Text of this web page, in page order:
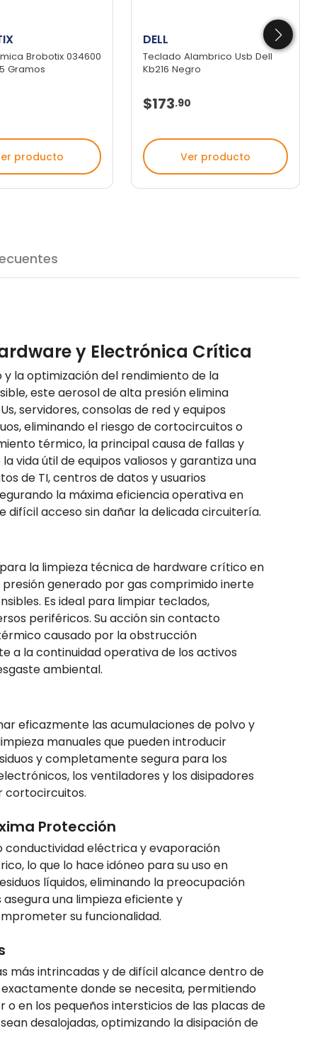
Brobotix 034600
Gramos
producto
DELL
Teclado Alambrico Usb Dell
Kb216 Negro
$173.90
Ver producto
y Electrónica Crítica
la optimización del rendimiento de la
este aerosol de alta presión elimina
servidores, consolas de red y equipos
eliminando el riesgo de cortocircuitos o
térmico, la principal causa de fallas y
vida útil de equipos valiosos y garantiza una
de TI, centros de datos y usuarios
la máxima eficiencia operativa en
difícil acceso sin dañar la delicada circuitería.
la limpieza técnica de hardware crítico en
generado por gas comprimido inerte
Es ideal para limpiar teclados,
periféricos. Su acción sin contacto
causado por la obstrucción
a la continuidad operativa de los activos
ambiental.
eficazmente las acumulaciones de polvo y
manuales que pueden introducir
y completamente segura para los
los ventiladores y los disipadores
cortocircuitos.
Protección
conductividad eléctrica y evaporación
lo que lo hace idóneo para su uso en
líquidos, eliminando la preocupación
una limpieza eficiente y
su funcionalidad.
más intrincadas y de difícil alcance dentro de
donde se necesita, permitiendo
en los pequeños intersticios de las placas de
desalojadas, optimizando la disipación de